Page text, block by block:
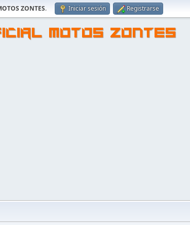
ZONTES. Iniciar sesión Registrarse
MOTOS ZONTES